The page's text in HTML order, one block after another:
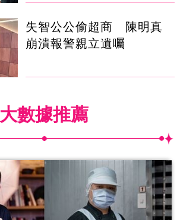
失智公公偷超商 陳明真
崩潰報警親立遺囑
大數據推薦